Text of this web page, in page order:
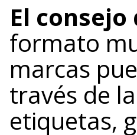
El
formato
marcas
través de
etiquetas,